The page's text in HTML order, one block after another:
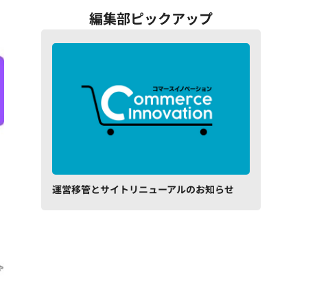
編集部ピックアップ
運営移管とサイトリニューアルのお知らせ